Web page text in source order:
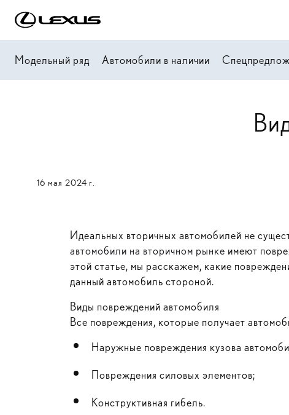
Модельный ряд Автомобили в наличии
16 мая 2024 г.
Идеальных вторичных автомобилей не
автомобили на вторичном рынке имеют
этой статье, мы расскажем, какие
данный автомобиль стороной.
Виды повреждений автомобиля
Все повреждения, которые получает
Наружные повреждения кузова
Повреждения силовых элементов;
Конструктивная гибель.